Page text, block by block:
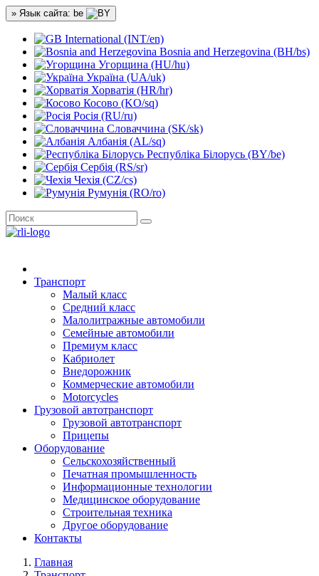
» Язык сайта: be
International (INT/en)
Bosnia and Herzegovina (BH/bs)
Угорщина (HU/hu)
Україна (UA/uk)
Хорватія (HR/hr)
Косово (KO/sq)
Росія (RU/ru)
Словаччина (SK/sk)
Албанія (AL/sq)
Республіка Білорусь (BY/be)
Сербія (RS/sr)
Чехія (CZ/cs)
Румунія (RO/ro)
Транспорт
Малый класс
Средний класс
Малолитражные автомобили
Семейные автомобили
Премиум класс
Кабриолет
Внедорожник
Коммерческие автомобили
Motorcycles
Грузовой автотранспорт
Грузовой автотранспорт
Прицепы
Оборудование
Сельскохозяйственный
Печатная промышленность
Информационные технологии
Медицинское оборудование
Строительная техника
Другое оборудование
Контакты
Главная